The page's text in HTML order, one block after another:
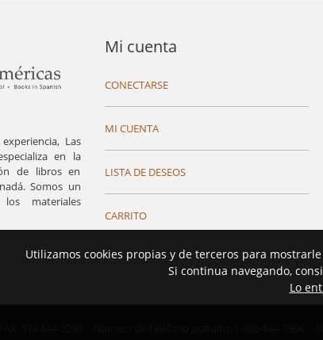
Las
en la
de libros en
Somos un
materiales
Mi cuenta
CONECTARSE
MI CUENTA
LISTA DE DESEOS
CARRITO
Utilizamos cookies propias y de terceros para
Si continua navegando,
Lo